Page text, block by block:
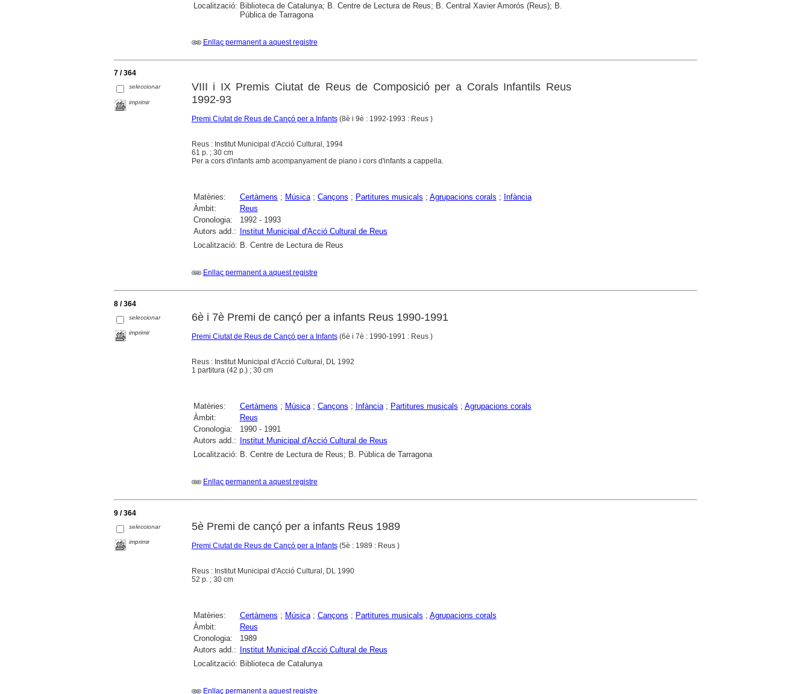
Localització: Biblioteca de Catalunya; B. Centre de Lectura de Reus; B. Central Xavier Amorós (Reus); B.
Pública de Tarragona
Enllaç permanent a aquest registre
7 / 364
seleccionar
imprimir
VIII i IX Premis Ciutat de Reus de Composició per a Corals Infantils Reus
1992-93
Premi Ciutat de Reus de Cançó per a Infants(8è i 9è : 1992-1993 : Reus )
Reus : Institut Municipal d'Acció Cultural, 1994
61 p. ; 30 cm
Per a cors d'infants amb acompanyament de piano i cors d'infants a cappella.
Matèries: Certàmens ; Música; Cançons ; Partitures musicals ; Agrupacions corals ; Infància
Àmbit:
Reus
Cronologia:
1992 - 1993
Autors add.: Institut Municipal d'Acció Cultural de Reus
Localització: B. Centre de Lectura de Reus
Enllaç permanent a aquest registre
8 / 364
seleccionar
imprimir
6è i 7è Premi de cançó per a infants Reus 1990-1991
Premi Ciutat de Reus de Cançó per a Infants(6è i 7è : 1990-1991 : Reus )
Reus : Institut Municipal d'Acció Cultural, DL 1992
1 partitura (42 p.) ; 30 cm
Matèries: Certàmens ; Música; Cançons ; Infància; Partitures musicals ; Agrupacions corals
Àmbit:
Reus
Cronologia:
1990 - 1991
Autors add.:
Institut Municipal d'Acció Cultural de Reus
Localització: B. Centre de Lectura de Reus; B. Pública de Tarragona
Enllaç permanent a aquest registre
9 / 364
seleccionar
imprimir
5è Premi de cançó per a infants Reus 1989
Premi Ciutat de Reus de Cançó per a Infants(5è : 1989 : Reus )
Reus : Institut Municipal d'Acció Cultural, DL 1990
52 p. ; 30 cm
Matèries: Certàmens ; Música; Cançons ; Partitures musicals ; Agrupacions corals
Àmbit:
Reus
Cronologia:
1989
Autors add.:
Institut Municipal d'Acció Cultural de Reus
Localització: Biblioteca de Catalunya
Enllaç permanent a aquest registre